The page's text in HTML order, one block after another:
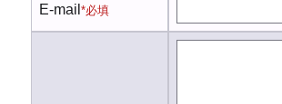
E-mail *必填